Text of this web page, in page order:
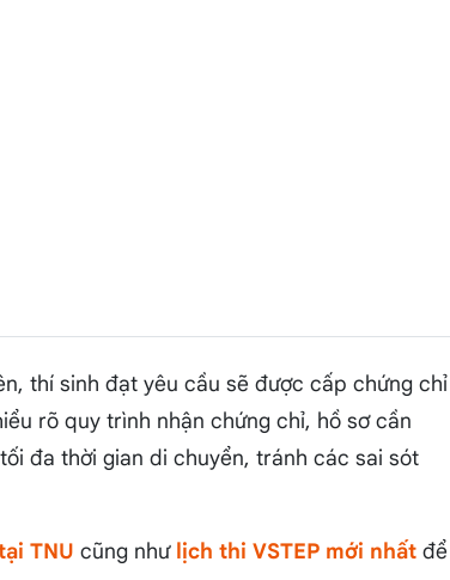
thí sinh đạt yêu cầu sẽ được cấp chứng chỉ
rõ quy trình nhận chứng chỉ, hồ sơ cần
đa thời gian di chuyển, tránh các sai sót
TNU cũng như lịch thi VSTEP mới nhấtđể